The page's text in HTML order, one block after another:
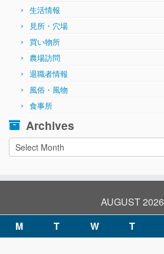
生活情報
見所・穴場
買い物所
農場訪問
退職者情報
風俗・風物
食事所
Archives
Archives
AUGUST 2026
M
T W T